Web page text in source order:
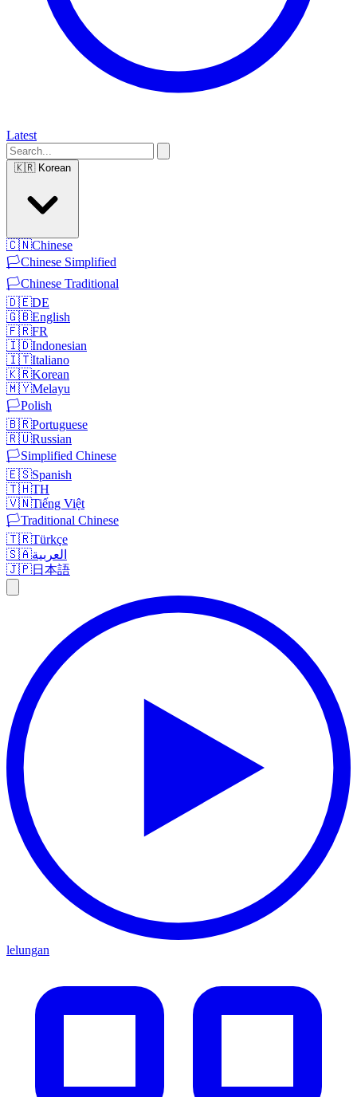
Latest
🇰🇷 Korean
🇨🇳Chinese
🏳️Chinese Simplified
🏳️Chinese Traditional
🇩🇪DE
🇬🇧English
🇫🇷FR
🇮🇩Indonesian
🇮🇹Italiano
🇰🇷Korean
🇲🇾Melayu
🏳️Polish
🇧🇷Portuguese
🇷🇺Russian
🏳️Simplified Chinese
🇪🇸Spanish
🇹🇭TH
🇻🇳Tiếng Việt
🏳️Traditional Chinese
🇹🇷Türkçe
🇸🇦العربية
🇯🇵日本語
lelungan